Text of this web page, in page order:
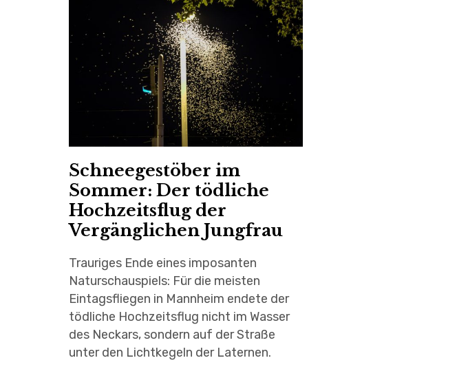
Schneegestöber im
Sommer: Der tödliche
Hochzeitsflug der
Vergänglichen Jungfrau
Trauriges Ende eines imposanten
Naturschauspiels: Für die meisten
Eintagsfliegen in Mannheim endete der
tödliche Hochzeitsflug nicht im Wasser
des Neckars, sondern auf der Straße
unter den Lichtkegeln der Laternen.